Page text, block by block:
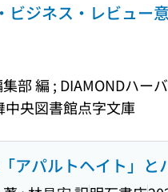
ビジネス・レビュ
部 編 ; DIAMONDハー
中央図書館点字文庫
アパルトヘイト」と